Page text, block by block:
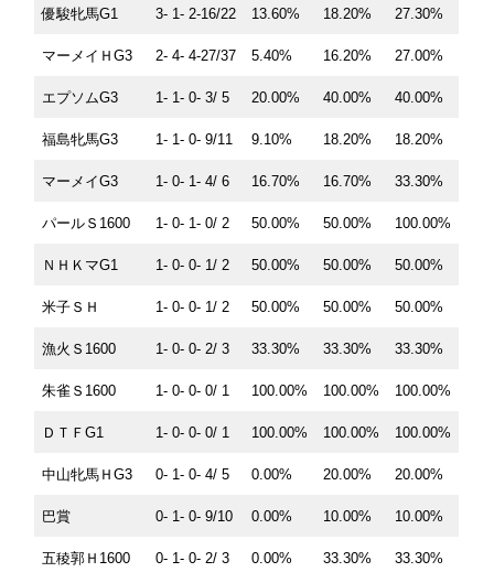
優駿牝馬G1 3- 1- 2-16/22 13.60% 18.20% 27.30%
マーメイＨG3 2- 4- 4-27/37 5.40% 16.20% 27.00%
エプソムG3 1- 1- 0- 3/ 5 20.00% 40.00% 40.00%
福島牝馬G3 1- 1- 0- 9/11 9.10% 18.20% 18.20%
マーメイG3 1- 0- 1- 4/ 6 16.70% 16.70% 33.30%
パールＳ1600 1- 0- 1- 0/ 2 50.00% 50.00% 100.00%
ＮＨＫマG1 1- 0- 0- 1/ 2 50.00% 50.00% 50.00%
米子ＳＨ 1- 0- 0- 1/ 2 50.00% 50.00% 50.00%
漁火Ｓ1600 1- 0- 0- 2/ 3 33.30% 33.30% 33.30%
朱雀Ｓ1600 1- 0- 0- 0/ 1 100.00% 100.00% 100.00%
ＤＴＦG1 1- 0- 0- 0/ 1 100.00% 100.00% 100.00%
中山牝馬ＨG3 0- 1- 0- 4/ 5 0.00% 20.00% 20.00%
巴賞 0- 1- 0- 9/10 0.00% 10.00% 10.00%
五稜郭Ｈ1600 0- 1- 0- 2/ 3 0.00% 33.30% 33.30%